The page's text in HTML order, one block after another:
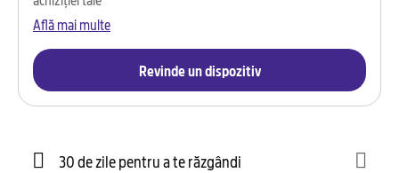
Află mai multe
Revinde un dispozitiv
30 de zile pentru a te răzgândi